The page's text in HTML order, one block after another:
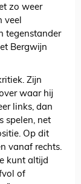
zo weer
veel
tegenstander
Bergwijn
Zijn
waar hij
links, dan
spelen, net
Op dit
vanaf rechts.
kunt altijd
of